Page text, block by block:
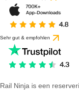
Sehr gut & empfohlen
Rail Ninja is een